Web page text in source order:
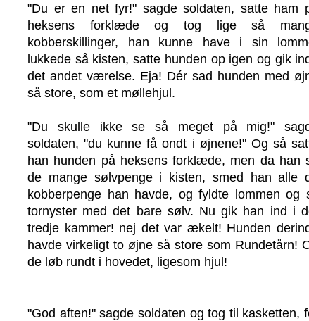
"Du er en net fyr!" sagde soldaten, satte ham
heksens forklæde og tog lige så
kobberskillinger, han kunne have i sin
lukkede så kisten, satte hunden op igen og gik
det andet værelse. Eja! Dér sad hunden med
så store, som et møllehjul.
"Du skulle ikke se så meget på mig!"
soldaten, "du kunne få ondt i øjnene!" Og så
han hunden på heksens forklæde, men da han
de mange sølvpenge i kisten, smed han alle
kobberpenge han havde, og fyldte lommen og
tornyster med det bare sølv. Nu gik han ind i
tredje kammer! nej det var ækelt! Hunden
havde virkeligt to øjne så store som Rundetårn!
de løb rundt i hovedet, ligesom hjul!
"God aften!" sagde soldaten og tog til kasketten,